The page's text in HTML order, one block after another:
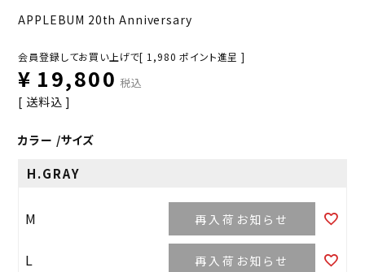
APPLEBUM 20th Anniversary
会員登録してお買い上げで[ 1,980 ポイント進呈 ]
¥ 19,800 税込
送料込
カラー サイズ
H.GRAY
M 再入荷お知らせ
L 再入荷お知らせ